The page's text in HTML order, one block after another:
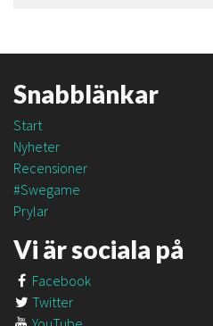
Snabblänkar
Start
Nyheter
Recensioner
#Swegame
Prylar
Vi är sociala på
Facebook
Twitter